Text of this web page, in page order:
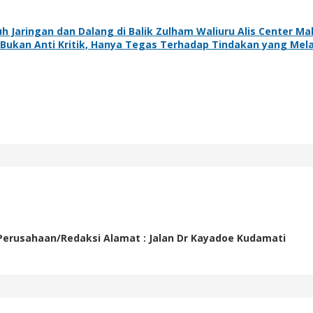
Jaringan dan Dalang di Balik Zulham Waliuru Alis Center
Anti Kritik, Hanya Tegas Terhadap Tindakan yang
Redaksi Alamat : Jalan Dr Kayadoe Kudamati